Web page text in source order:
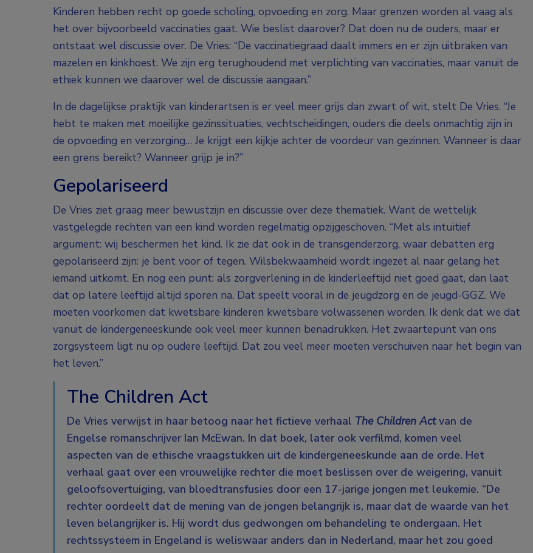
Kinderen hebben recht op goede scholing, opvoeding en zorg. Maar grenzen worden al vaag als
het over bijvoorbeeld vaccinaties gaat. Wie beslist daarover? Dat doen nu de ouders, maar er
ontstaat wel discussie over. De Vries: “De vaccinatiegraad daalt immers en er zijn uitbraken van
mazelen en kinkhoest. We zijn erg terughoudend met verplichting van vaccinaties, maar vanuit de
ethiek kunnen we daarover wel de discussie aangaan.”
In de dagelijkse praktijk van kinderartsen is er veel meer grijs dan zwart of wit, stelt De Vries. “Je
hebt te maken met moeilijke gezinssituaties, vechtscheidingen, ouders die deels onmachtig zijn in
de opvoeding en verzorging… Je krijgt een kijkje achter de voordeur van gezinnen. Wanneer is daar
een grens bereikt? Wanneer grijp je in?”
Gepolariseerd
De Vries ziet graag meer bewustzijn en discussie over deze thematiek. Want de wettelijk
vastgelegde rechten van een kind worden regelmatig opzijgeschoven. “Met als intuïtief
argument: wij beschermen het kind. Ik zie dat ook in de transgenderzorg, waar debatten erg
gepolariseerd zijn: je bent voor of tegen. Wilsbekwaamheid wordt ingezet al naar gelang het
iemand uitkomt. En nog een punt: als zorgverlening in de kinderleeftijd niet goed gaat, dan laat
dat op latere leeftijd altijd sporen na. Dat speelt vooral in de jeugdzorg en de jeugd-GGZ. We
moeten voorkomen dat kwetsbare kinderen kwetsbare volwassenen worden. Ik denk dat we dat
vanuit de kindergeneeskunde ook veel meer kunnen benadrukken. Het zwaartepunt van ons
zorgsysteem ligt nu op oudere leeftijd. Dat zou veel meer moeten verschuiven naar het begin van
het leven.”
The Children Act
De Vries verwijst in haar betoog naar het fictieve verhaal The Children Actvan de
Engelse romanschrijver Ian McEwan. In dat boek, later ook verfilmd, komen veel
aspecten van de ethische vraagstukken uit de kindergeneeskunde aan de orde. Het
verhaal gaat over een vrouwelijke rechter die moet beslissen over de weigering, vanuit
geloofsovertuiging, van bloedtransfusies door een 17-jarige jongen met leukemie. “De
rechter oordeelt dat de mening van de jongen belangrijk is, maar dat de waarde van het
leven belangrijker is. Hij wordt dus gedwongen om behandeling te ondergaan. Het
rechtssysteem in Engeland is weliswaar anders dan in Nederland, maar het zou goed